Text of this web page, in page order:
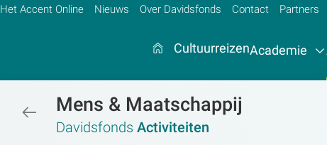
Het Accent Online Nieuws Over Davidsfonds Contact Partners
CultuurreizenAcademie
/activiteiten
Mens & Maatschappij
Davidsfonds Activiteiten
Zoek: